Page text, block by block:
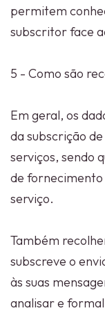
permitem
subscritor face
5 - Como são
Em geral, os
da subscrição
serviços, sendo
de
serviço.
Também
subscreve o
às suas
analisar e